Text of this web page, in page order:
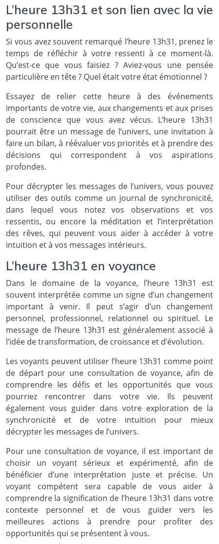
L’heure 13h31 et son lien avec la vie
personnelle
Si vous avez souvent remarqué l’heure 13h31, prenez le
temps de réfléchir à votre ressenti à ce moment-là.
Qu’est-ce que vous faisiez ? Aviez-vous une pensée
particulière en tête ? Quel était votre état émotionnel ?
Essayez de relier cette heure à des événements
importants de votre vie, aux changements et aux prises
de conscience que vous avez vécus. L’heure 13h31
pourrait être un message de l’univers, une invitation à
faire un bilan, à réévaluer vos priorités et à prendre des
décisions qui correspondent à vos aspirations
profondes.
Pour décrypter les messages de l’univers, vous pouvez
utiliser des outils comme un journal de synchronicité,
dans lequel vous notez vos observations et vos
ressentis, ou encore la méditation et l’interprétation
des rêves, qui peuvent vous aider à accéder à votre
intuition et à vos messages intérieurs.
L’heure 13h31 en voyance
Dans le domaine de la voyance, l’heure 13h31 est
souvent interprétée comme un signe d’un changement
important à venir. Il peut s’agir d’un changement
personnel, professionnel, relationnel ou spirituel. Le
message de l’heure 13h31 est généralement associé à
l’idée de transformation, de croissance et d’évolution.
Les voyants peuvent utiliser l’heure 13h31 comme point
de départ pour une consultation de voyance, afin de
comprendre les défis et les opportunités que vous
pourriez rencontrer dans votre vie. Ils peuvent
également vous guider dans votre exploration de la
synchronicité et de votre intuition pour mieux
décrypter les messages de l’univers.
Pour une consultation de voyance, il est important de
choisir un voyant sérieux et expérimenté, afin de
bénéficier d’une interprétation juste et précise. Un
voyant compétent sera capable de vous aider à
comprendre la signification de l’heure 13h31 dans votre
contexte personnel et de vous guider vers les
meilleures actions à prendre pour profiter des
opportunités qui se présentent à vous.